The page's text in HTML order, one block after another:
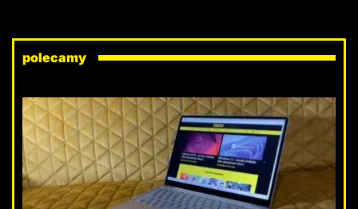
polecamy